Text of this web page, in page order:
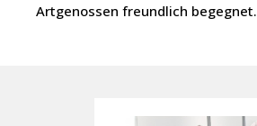
Artgenossen freundlich begegnet.